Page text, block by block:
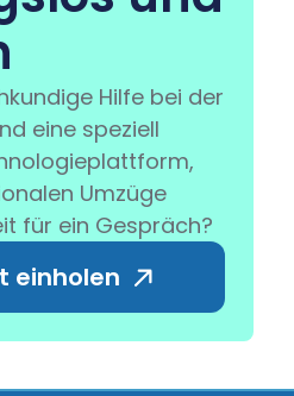
Hilfe bei der
eine speziell
Umzüge
für ein Gespräch?
einholen